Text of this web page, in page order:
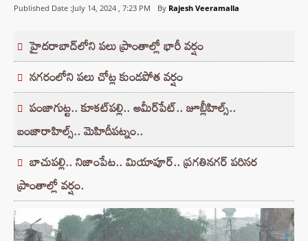
Published Date :July 14, 2024 , 7:23 PM By Rajesh Veeramalla
హైదరాబాద్⁭లోని పలు ప్రాంతాల్లో భారీ వర్షం
నగరంలోని పలు చోట్ల కుండపోత వర్షం
పంజాగుట్ట.. కూకట్‌పల్లి.. అమీర్‌పేట్.. జూబ్లీహిల్స్‌..
బంజారాహిల్స్.. మెహిదీపట్నం..
బాచుపల్లి.. నిజాంపేట.. మియాపూర్.. ప్రగతినగర్‌ పరిసర
ప్రాంతాల్లో వర్షం.